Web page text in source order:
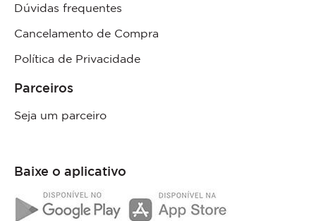
Dúvidas frequentes
Cancelamento de Compra
Política de Privacidade
Parceiros
Seja um parceiro
Baixe o aplicativo